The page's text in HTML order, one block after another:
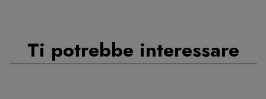
Ti potrebbe interessare